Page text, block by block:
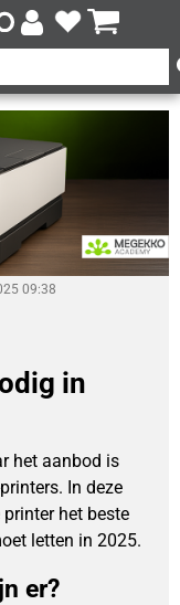
09:38
in
het aanbod is
In deze
het beste
letten in 2025.
er?